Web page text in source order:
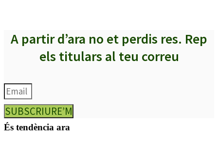
A partir d’ara no et perdis res. Rep
els titulars al teu correu
SUBSCRIURE’M
És tendència ara